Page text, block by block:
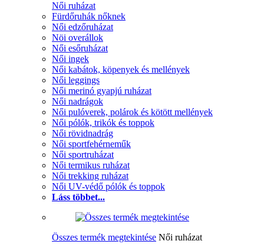
Női ruházat
Fürdőruhák nőknek
Női edzőruházat
Nöi overállok
Női esőruházat
Női ingek
Női kabátok, köpenyek és mellények
Női leggings
Női merinó gyapjú ruházat
Női nadrágok
Női pulóverek, polárok és kötött mellények
Női pólók, trikók és toppok
Női rövidnadrág
Női sportfehérneműk
Női sportruházat
Női termikus ruházat
Női trekking ruházat
Női UV-védő pólók és toppok
Láss többet...
Összes termék megtekintése Női ruházat